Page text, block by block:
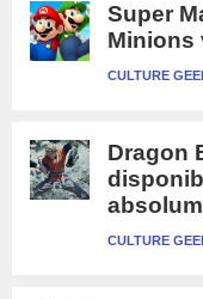
Super
Minions
CULTURE
Dragon
CULTURE